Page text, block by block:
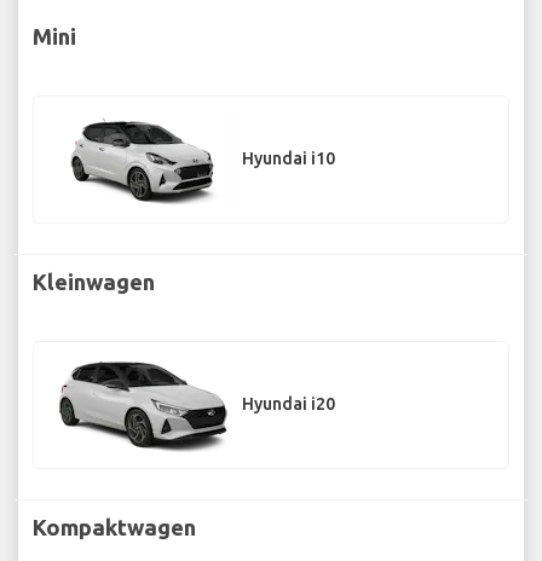
Mini
Hyundai i10
Kleinwagen
Hyundai i20
Kompaktwagen